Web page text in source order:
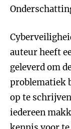
auteur heeft
geleverd om
problematiek
op te
iedereen